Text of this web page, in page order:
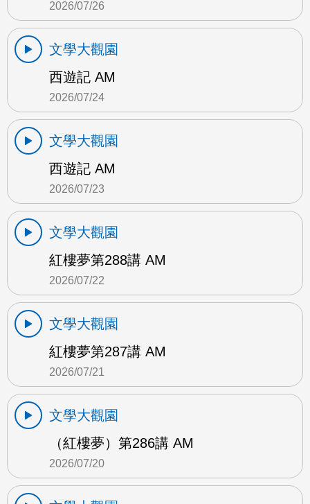
2026/07/26
文學大觀園
西遊記 AM
2026/07/24
文學大觀園
西遊記 AM
2026/07/23
文學大觀園
紅樓夢第288講 AM
2026/07/22
文學大觀園
紅樓夢第287講 AM
2026/07/21
文學大觀園
（紅樓夢）第286講 AM
2026/07/20